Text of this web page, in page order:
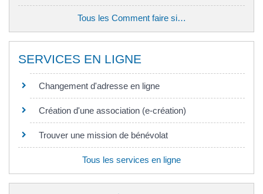
Tous les Comment faire si…
SERVICES EN LIGNE
Changement d'adresse en ligne
Création d'une association (e-création)
Trouver une mission de bénévolat
Tous les services en ligne